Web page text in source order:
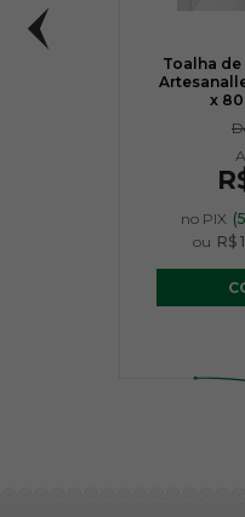
Toalha
x
no PIX
ou R$